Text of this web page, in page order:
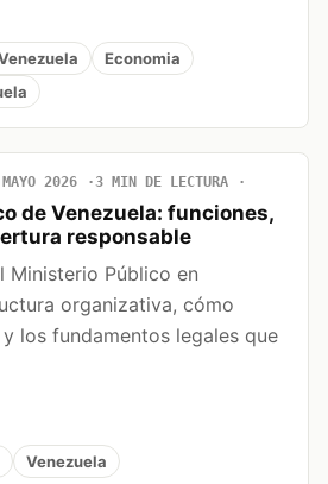
Economia
2026 3 MIN DE LECTURA
de Venezuela: funciones,
responsable
Ministerio Público en
organizativa, cómo
los fundamentos legales que
Venezuela